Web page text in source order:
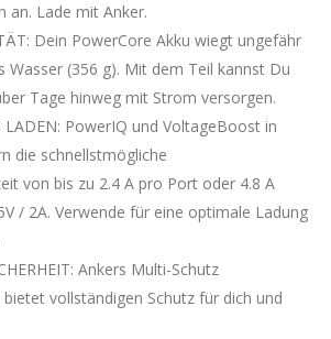
an. Lade mit Anker.
Dein PowerCore Akku wiegt ungefähr
Wasser (356 g). Mit dem Teil kannst Du
Tage hinweg mit Strom versorgen.
LADEN: PowerIQ und VoltageBoost in
die schnellstmögliche
von bis zu 2.4 A pro Port oder 4.8 A
/ 2A. Verwende für eine optimale Ladung
Ankers Multi-Schutz
vollständigen Schutz für dich und